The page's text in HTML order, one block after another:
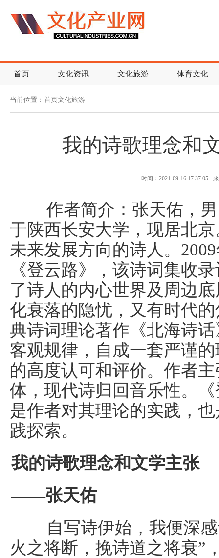
首页 文化资讯 文化旅游 体育文化
当前位置： 首页 文化旅游
我的诗歌理念和
时间：2021-09-16 17:37:05
作者简介：张天佑，男
于陕西长安大学，现居北
未来发展方向的诗人。
《登云路》，该诗词集收
了诗人的内心世界及周边
化衰落的隐忧，又有时代
典诗词理论著作《北海诗
客观规律，自成一套严谨
的高度认可和评价。作者
体，现代诗归回音乐性。
是作者对其理论的实践，
践探索。
我的诗歌理念和文学主张
——张天佑
自写诗伊始，我便深感
火之将断，挽诗道之将衰”